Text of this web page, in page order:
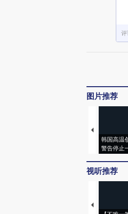
图片推荐
韩国高温
警告停止
视听推荐